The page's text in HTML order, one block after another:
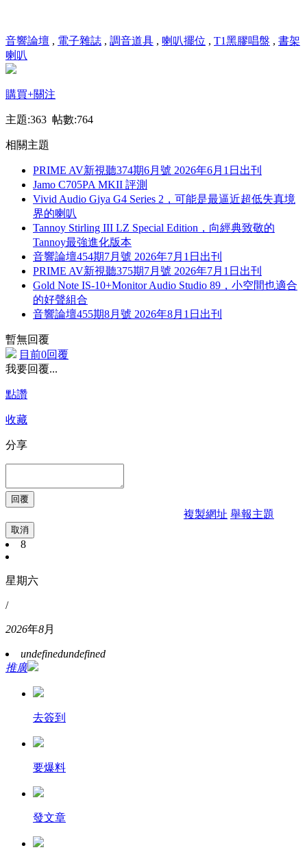
音響論壇 , 電子雜誌 , 調音道具 , 喇叭擺位 , T1黑膠唱盤 , 書架
喇叭
購買+關注
主題:363 帖數:764
相關主題
PRIME AV新視聽374期6月號 2026年6月1日出刊
Jamo C705PA MKII 評測
Vivid Audio Giya G4 Series 2，可能是最逼近超低失真境
界的喇叭
Tannoy Stirling III LZ Special Edition，向經典致敬的
Tannoy最強進化版本
音響論壇454期7月號 2026年7月1日出刊
PRIME AV新視聽375期7月號 2026年7月1日出刊
Gold Note IS-10+Monitor Audio Studio 89，小空間也適合
的好聲組合
音響論壇455期8月號 2026年8月1日出刊
暫無回覆
目前0回覆
我要回覆...
點讚
收藏
分享
複製網址 舉報主題
取消
8
星期六
/
2026年8月
undefinedundefined
推廣
去簽到
要爆料
發文章